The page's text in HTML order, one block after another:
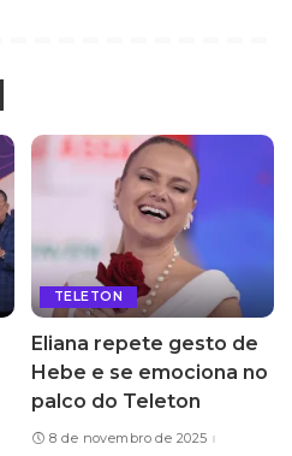
TELETON
Eliana repete gesto de
Hebe e se emociona no
palco do Teleton
8 de novembro de 2025